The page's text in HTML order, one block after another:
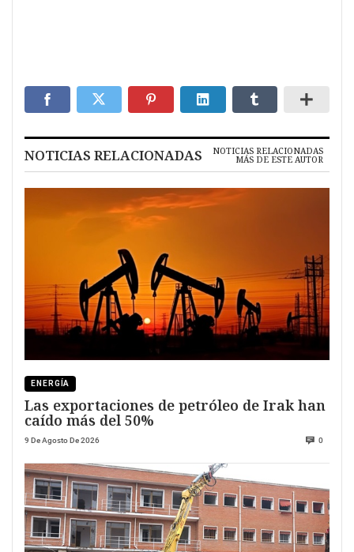
NOTICIAS RELACIONADAS NOTICIAS RELACIONADAS
MÁS DE ESTE AUTOR
ENERGÍA
Las exportaciones de petróleo de Irak han
caído más del 50%
9 De Agosto De 2026 0